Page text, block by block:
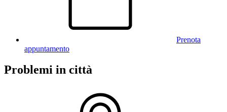
Prenota
appuntamento
Problemi in città